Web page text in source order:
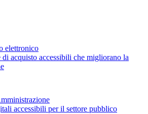
elettronico
di acquisto accessibili che migliorano la
accessibili per il settore pubblico